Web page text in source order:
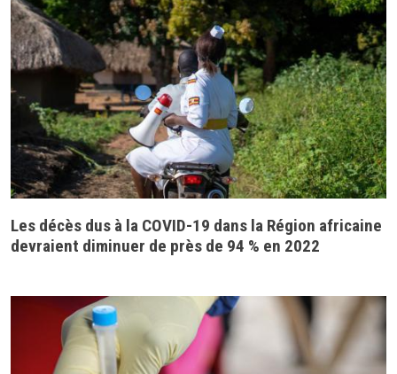
Les décès dus à la COVID-19 dans la Région africaine
devraient diminuer de près de 94 % en 2022